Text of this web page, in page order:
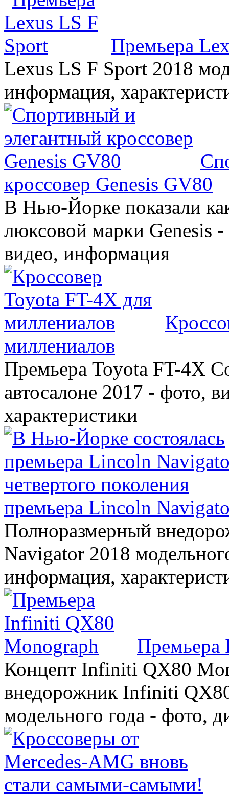
Премьера
Lexus LS F Sport 2018
информация,
кроссовер Genesis GV80
В Нью-Йорке показали
люксовой марки Genesis
видео, информация
миллениалов
Премьера Toyota FT-4X
автосалоне 2017 - фото,
характеристики
премьера Lincoln
Полноразмерный
Navigator 2018
информация,
Премьера
Концепт Infiniti QX80
внедорожник Infiniti
модельного года - фото,